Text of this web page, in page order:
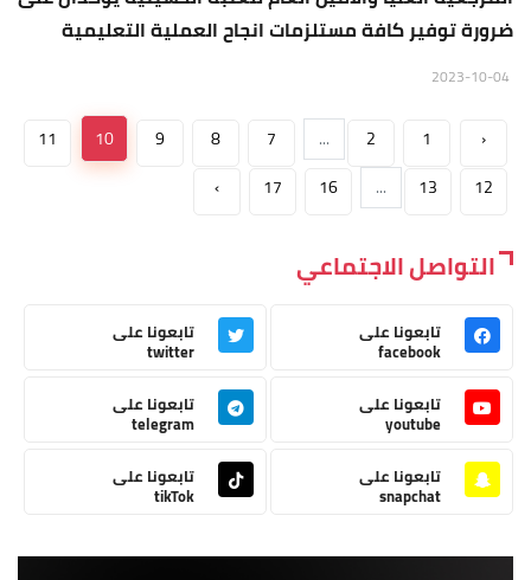
ضرورة توفير كافة مستلزمات انجاح العملية التعليمية
‹
1
2
...
7
8
9
10
11
12
13
...
16
17
›
التواصل الاجتماعي
تابعونا على
facebook
تابعونا على
twitter
تابعونا على
youtube
تابعونا على
telegram
تابعونا على
snapchat
تابعونا على
tikTok